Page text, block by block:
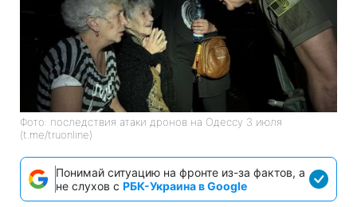
Фото: последствия атаки дронов на Одессу 3 июля
(t.me/truonline)
Понимай ситуацию на фронте из-за фактов, а
не слухов с РБК-Украина в Google